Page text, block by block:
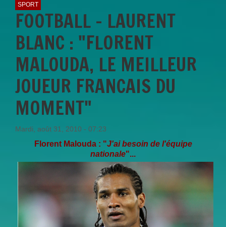
SPORT
FOOTBALL - LAURENT
BLANC : "FLORENT
MALOUDA, LE MEILLEUR
JOUEUR FRANCAIS DU
MOMENT"
Mardi, août 31, 2010 - 07:23
Florent Malouda : "J'ai besoin de l'équipe
nationale"...